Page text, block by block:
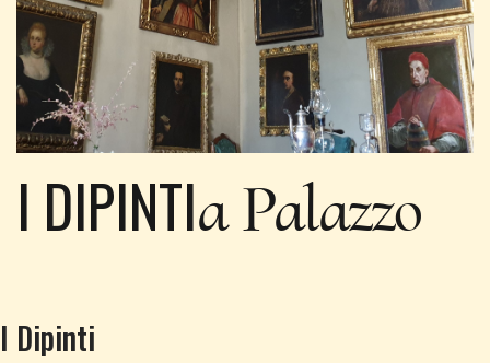
I DIPINTIa Palazzo
I Dipinti